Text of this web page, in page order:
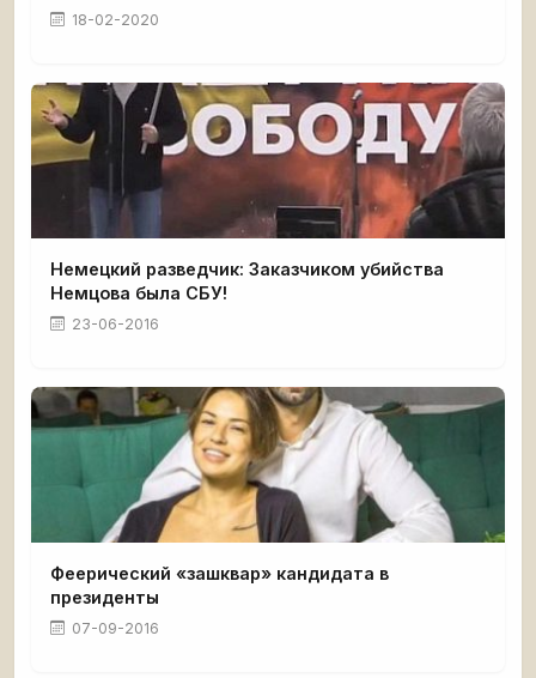
18-02-2020
Немецкий разведчик: Заказчиком убийства
Немцова была СБУ!
23-06-2016
Феерический «зашквар» кандидата в
президенты
07-09-2016